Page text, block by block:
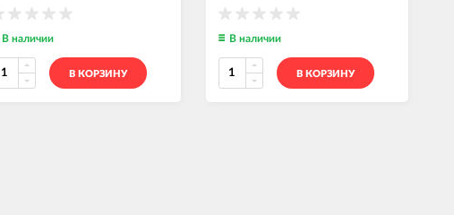
В наличии
В КОРЗИНУ
В наличии
В КОРЗИНУ